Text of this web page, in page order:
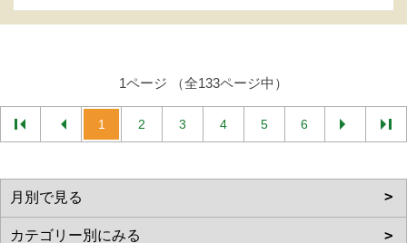
1ページ （全133ページ中）
1 2 3 4 5 6